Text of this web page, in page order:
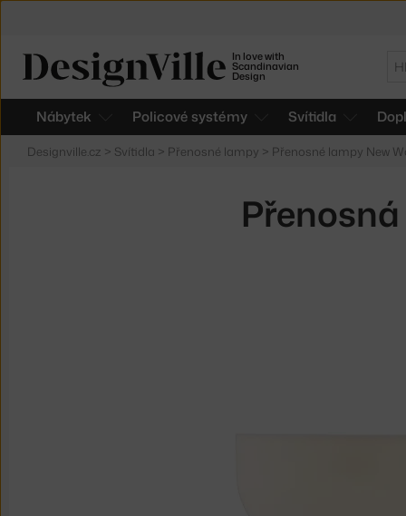
In love with
Scandinavian
Design
Nábytek Policové systémy Svítidla
Designville.cz > Svítidla > Přenosné lampy > Přenosné lampy New